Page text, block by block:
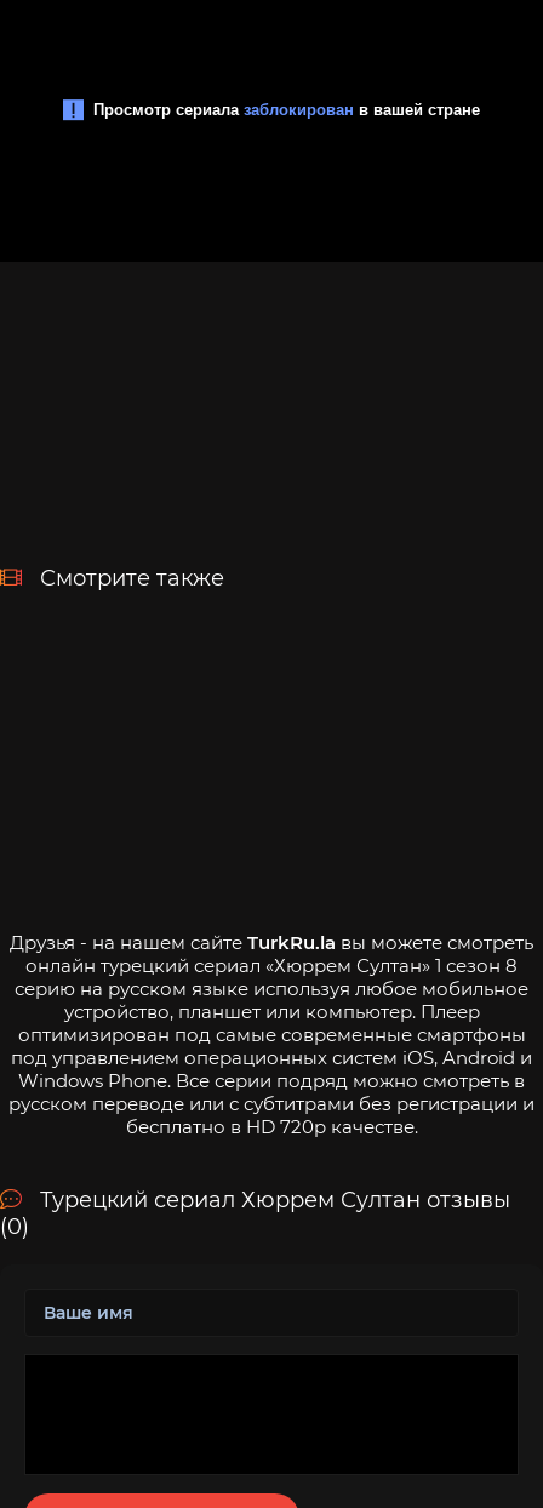
Смотрите также
Друзья - на нашем сайте TurkRu.la вы можете смотреть
онлайн турецкий сериал «Хюррем Султан» 1 сезон 8
серию на русском языке используя любое мобильное
устройство, планшет или компьютер. Плеер
оптимизирован под самые современные смартфоны
под управлением операционных систем iOS, Android и
Windows Phone. Все серии подряд можно смотреть в
русском переводе или с субтитрами без регистрации и
бесплатно в HD 720p качестве.
Турецкий сериал Хюррем Султан отзывы
(0)